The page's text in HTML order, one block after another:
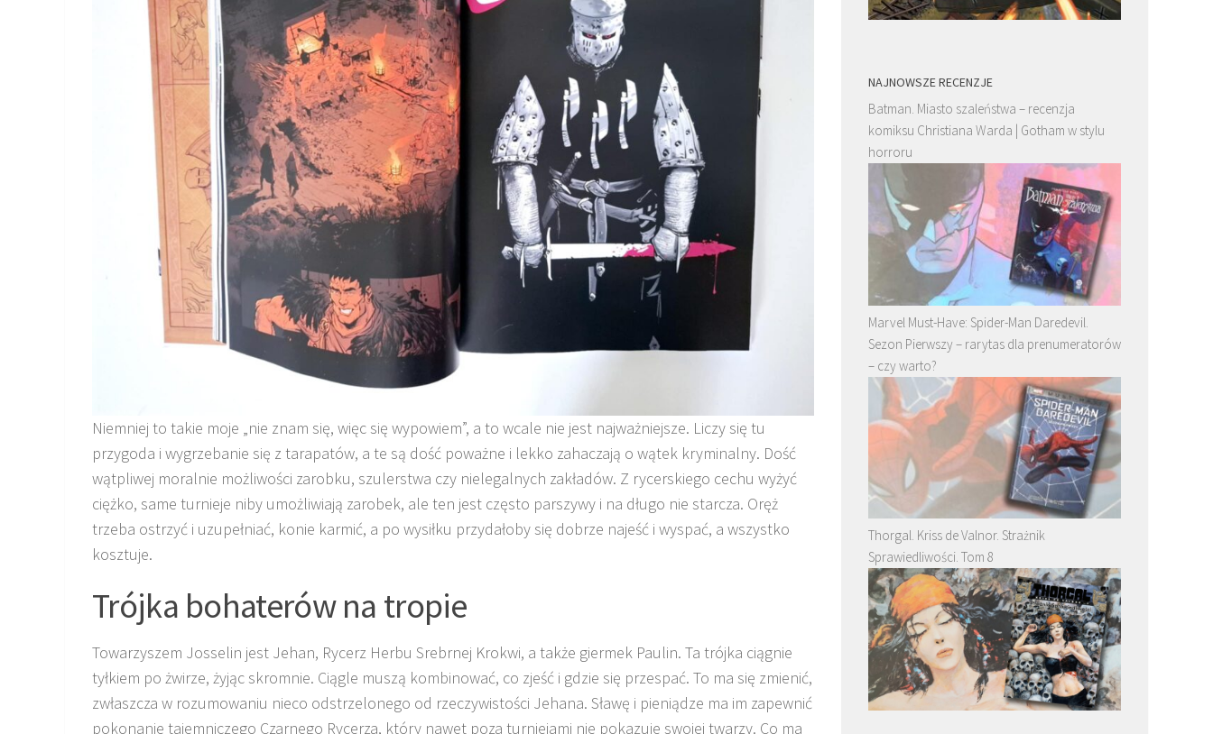
Niemniej to takie moje „nie znam się, więc się wypowiem”, a to wcale nie jest najważniejsze. Liczy się tu
przygoda i wygrzebanie się z tarapatów, a te są dość poważne i lekko zahaczają o wątek kryminalny. Dość
wątpliwej moralnie możliwości zarobku, szulerstwa czy nielegalnych zakładów. Z rycerskiego cechu wyżyć
ciężko, same turnieje niby umożliwiają zarobek, ale ten jest często parszywy i na długo nie starcza. Oręż
trzeba ostrzyć i uzupełniać, konie karmić, a po wysiłku przydałoby się dobrze najeść i wyspać, a wszystko
kosztuje.
Trójka bohaterów na tropie
Towarzyszem Josselin jest Jehan, Rycerz Herbu Srebrnej Krokwi, a także giermek Paulin. Ta trójka ciągnie
tyłkiem po żwirze, żyjąc skromnie. Ciągle muszą kombinować, co zjeść i gdzie się przespać. To ma się zmienić,
zwłaszcza w rozumowaniu nieco odstrzelonego od rzeczywistości Jehana. Sławę i pieniądze ma im zapewnić
pokonanie tajemniczego Czarnego Rycerza, który nawet poza turniejami nie pokazuje swojej twarzy. Co ma
NAJNOWSZE RECENZJE
Batman. Miasto szaleństwa – recenzja
komiksu Christiana Warda | Gotham w stylu
horroru
Marvel Must-Have: Spider-Man Daredevil.
Sezon Pierwszy – rarytas dla prenumeratorów
– czy warto?
Thorgal. Kriss de Valnor. Strażnik
Sprawiedliwości. Tom 8